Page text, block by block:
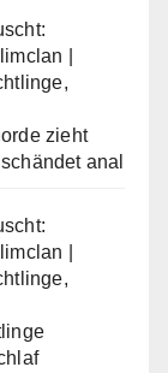
|
zieht
anal
|